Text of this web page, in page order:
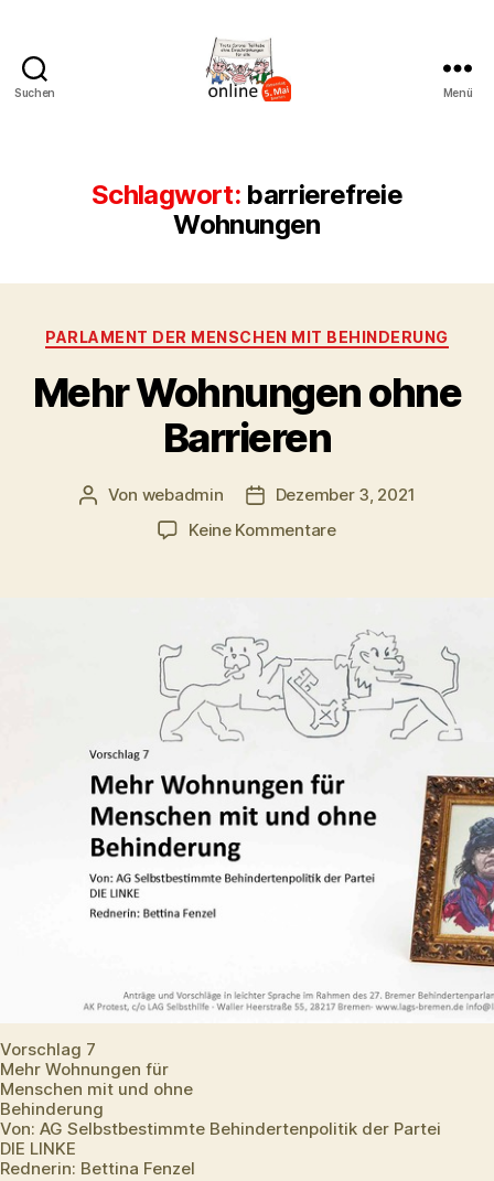
Suchen Menü
Schlagwort: barrierefreie
Wohnungen
Kategorien
PARLAMENT DER MENSCHEN MIT BEHINDERUNG
Mehr Wohnungen ohne
Barrieren
Beitragsautor
Von webadmin Beitragsdatum
Dezember 3, 2021
Keine Kommentarezu
Barrieren
Vorschlag 7
Mehr Wohnungen für
Menschen mit und ohne
Behinderung
Von: AG Selbstbestimmte Behindertenpolitik der Partei
DIE LINKE
Rednerin: Bettina Fenzel